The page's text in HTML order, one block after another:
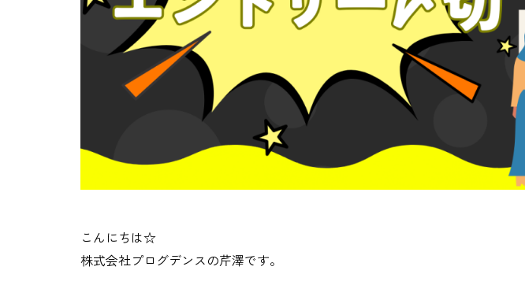
こんにちは☆
株式会社プログデンスの芹澤です。